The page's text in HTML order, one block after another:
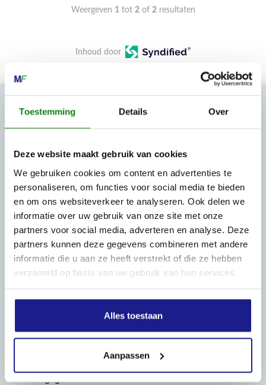
Toestemming Details Over
Deze website maakt gebruik van cookies
We gebruiken cookies om content en advertenties te
personaliseren, om functies voor social media te bieden
en om ons websiteverkeer te analyseren. Ook delen we
informatie over uw gebruik van onze site met onze
partners voor social media, adverteren en analyse. Deze
partners kunnen deze gegevens combineren met andere
informatie die u aan ze heeft verstrekt of die ze hebben
verzameld op basis van uw gebruik van hun services.
Alles toestaan
Aanpassen
Weergeven 1tot 2of 2resultaten
Inhoud door
MECHANISATIE FRANEKER
Kiehoek 26
8801 RD Franeker
0517-396800
info@mechanisatiefraneker.nl
Bij storing:06-83139573
Maandag t/m vrijdag: 07:30 - 17:00
09:00 - 12:00